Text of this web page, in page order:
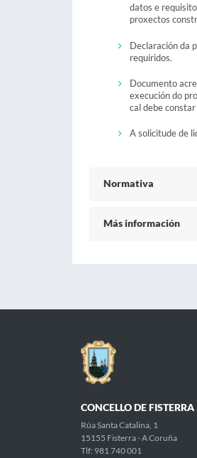
datos e
proxectos
Declaración da
requiridos.
Documento
execución do
cal debe
A solicitude de
Normativa
Más información
CONCELLO DE FISTERRA
Rúa Santa Catalina, 1
15155 Fisterra - A Coruña
Tlf: 981 740 001